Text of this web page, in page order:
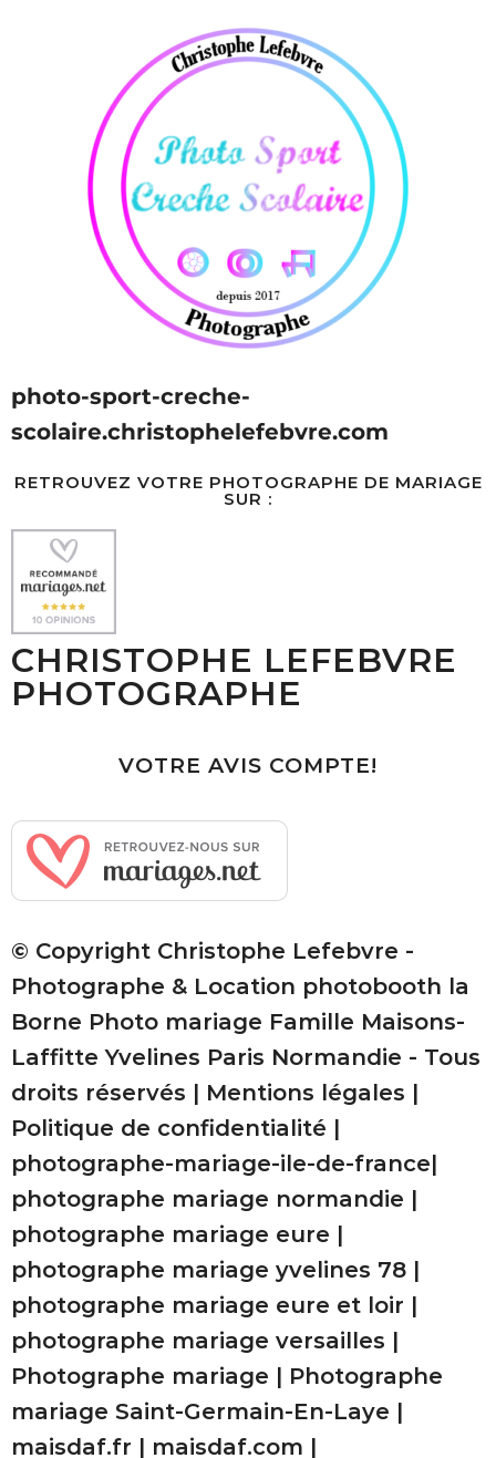
photo-sport-creche-
scolaire.christophelefebvre.com
RETROUVEZ VOTRE PHOTOGRAPHE DE MARIAGE
SUR :
CHRISTOPHE LEFEBVRE
PHOTOGRAPHE
VOTRE AVIS COMPTE!
© Copyright Christophe Lefebvre -
Photographe & Location photobooth la
Borne Photo mariage Famille Maisons-
Laffitte Yvelines Paris Normandie - Tous
droits réservés | Mentions légales |
Politique de confidentialité |
photographe-mariage-ile-de-france|
photographe mariage normandie |
photographe mariage eure |
photographe mariage yvelines 78 |
photographe mariage eure et loir |
photographe mariage versailles |
Photographe mariage | Photographe
mariage Saint-Germain-En-Laye |
maisdaf.fr | maisdaf.com |